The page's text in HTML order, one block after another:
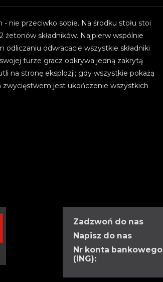
- nie przeciwko sobie. Na środku stołu stoi
żetonów składników. Najpierw wspólnie
odliczaniu odwracacie wszystkie składniki
turze gracz odkrywa jedną zakrytą
na stronę eksplozji; gdy wszystkie pokażą
zwycięstwem jest ukończenie wszystkich
Zadzwoń do nas
Napisz do nas
Nr konta bankowego
(ING):